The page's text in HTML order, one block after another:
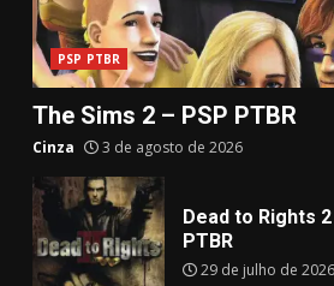
PSP PTBR
The Sims 2 – PSP PTBR
Cinza 3 de agosto de 2026
Dead to Rights
PTBR
29 de julho de 2026